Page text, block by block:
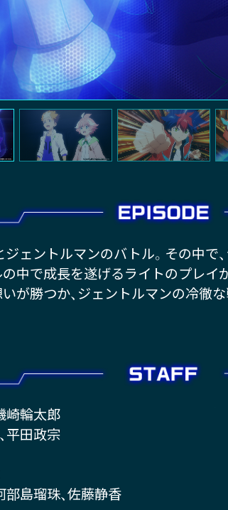
ェントルマンのバトル。その中で
中で成長を遂げるライトのプレイ
が勝つか、ジェントルマンの冷徹
崎輪太郎
平田政宗
部島瑠珠、佐藤静香